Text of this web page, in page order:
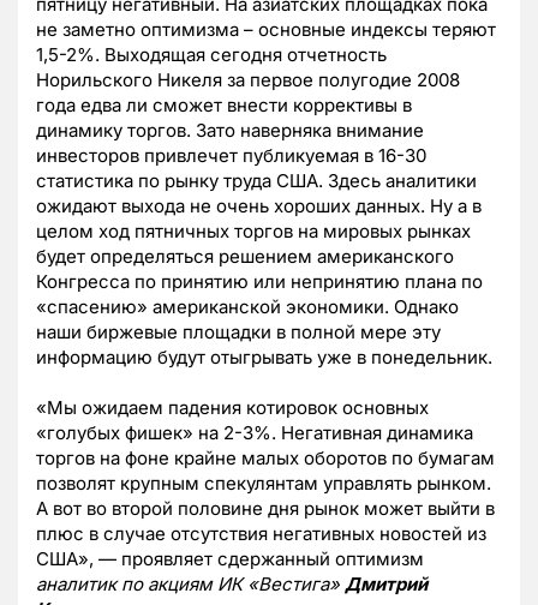
пятницу негативный. На азиатских площадках пока
не заметно оптимизма – основные индексы теряют
1,5-2%. Выходящая сегодня отчетность
Норильского Никеля за первое полугодие 2008
года едва ли сможет внести коррективы в
динамику торгов. Зато наверняка внимание
инвесторов привлечет публикуемая в 16-30
статистика по рынку труда США. Здесь аналитики
ожидают выхода не очень хороших данных. Ну а в
целом ход пятничных торгов на мировых рынках
будет определяться решением американского
Конгресса по принятию или непринятию плана по
«спасению» американской экономики. Однако
наши биржевые площадки в полной мере эту
информацию будут отыгрывать уже в понедельник.
«Мы ожидаем падения котировок основных
«голубых фишек» на 2-3%. Негативная динамика
торгов на фоне крайне малых оборотов по бумагам
позволят крупным спекулянтам управлять рынком.
А вот во второй половине дня рынок может выйти в
плюс в случае отсутствия негативных новостей из
США», — проявляет сдержанный оптимизм
аналитик по акциям ИК «Вестига» Дмитрий